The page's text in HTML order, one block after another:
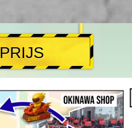
PRIJS